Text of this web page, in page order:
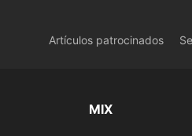
Artículos patrocinados
MIX